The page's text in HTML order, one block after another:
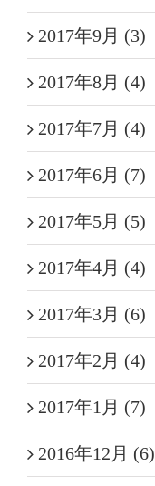
2017年9月 (3)
2017年8月 (4)
2017年7月 (4)
2017年6月 (7)
2017年5月 (5)
2017年4月 (4)
2017年3月 (6)
2017年2月 (4)
2017年1月 (7)
2016年12月 (6)